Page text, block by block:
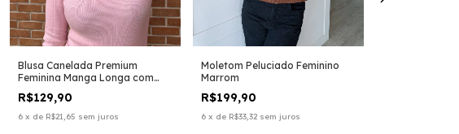
Blusa Canelada Premium
Feminina Manga Longa com
R$129,90
6 x de R$21,65 sem juros
Moletom Peluciado Feminino
Marrom
R$199,90
6 x de R$33,32 sem juros